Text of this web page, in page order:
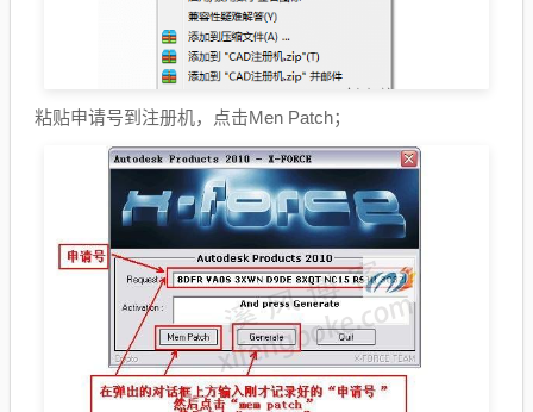
粘贴申请号到注册机，点击Men Patch；